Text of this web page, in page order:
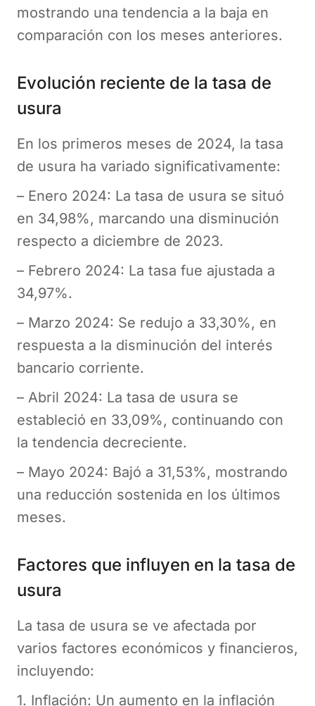
mostrando una tendencia a la baja en
comparación con los meses anteriores.
Evolución reciente de la tasa de
usura
En los primeros meses de 2024, la tasa
de usura ha variado significativamente:
– Enero 2024: La tasa de usura se situó
en 34,98%, marcando una disminución
respecto a diciembre de 2023.
– Febrero 2024: La tasa fue ajustada a
34,97%.
– Marzo 2024: Se redujo a 33,30%, en
respuesta a la disminución del interés
bancario corriente.
– Abril 2024: La tasa de usura se
estableció en 33,09%, continuando con
la tendencia decreciente.
– Mayo 2024: Bajó a 31,53%, mostrando
una reducción sostenida en los últimos
meses.
Factores que influyen en la tasa de
usura
La tasa de usura se ve afectada por
varios factores económicos y financieros,
incluyendo:
1. Inflación: Un aumento en la inflación